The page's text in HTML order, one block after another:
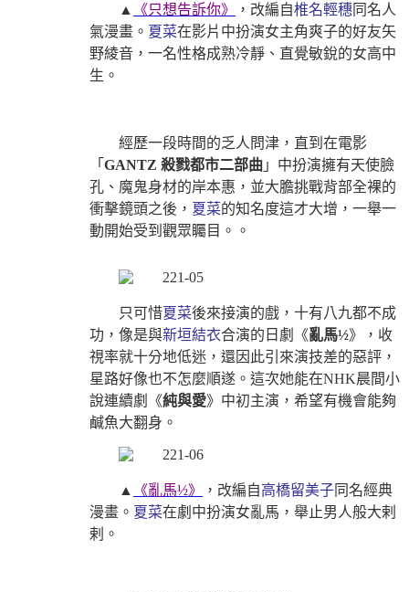
▲ 《只想告訴你》 ，改編自椎名輕穗同名人
氣漫畫。 夏菜在影片中扮演女主角爽子的好友矢
野綾音，一名性格成熟冷靜、直覺敏銳的女高中
生。
經歷一段時間的乏人問津，直到在電影
「 GANTZ 殺戮都市二部曲 」中扮演擁有天使臉
孔、魔鬼身材的岸本惠，並大膽挑戰背部全裸的
衝擊鏡頭之後， 夏菜的知名度這才大增，一舉一
動開始受到觀眾矚目。。
只可惜夏菜後來接演的戲，十有八九都不成
功，像是與新垣結衣合演的日劇《亂馬½》，收
視率就十分地低迷， 還因此引來演技差的惡評，
星路好像也不怎麼順遂。這次她能在NHK晨間小
說連續劇《純與愛》中初主演，希望有機會能夠
鹹魚大翻身。
▲ 《亂馬½》 ，改編自高橋留美子同名經典
漫畫。 夏菜在劇中扮演女亂馬，舉止男人般大剌
剌。